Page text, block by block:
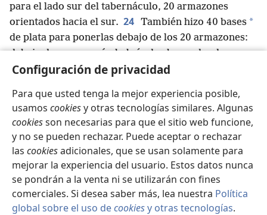
Configuración de privacidad
Para que usted tenga la mejor experiencia posible,
usamos cookiesy otras tecnologías similares. Algunas
cookiesson necesarias para que el sitio web funcione,
y no se pueden rechazar. Puede aceptar o rechazar
las cookiesadicionales, que se usan solamente para
mejorar la experiencia del usuario. Estos datos nunca
se pondrán a la venta ni se utilizarán con fines
comerciales. Si desea saber más, lea nuestra Política
global sobre el uso decookiesy otras tecnologías.
para el lado sur del tabernáculo, 20 armazones
orientados hacia el sur. 24 También hizo 40 bases *
de plata para ponerlas debajo de los 20 armazones:
debajo de un armazón habría dos bases donde se
encajarían sus dos espigas, y debajo de los demás
encajarían sus dos espigas. l 25 Y, para el otro lado
del tabernáculo, el lado norte, hizo 20 armazones.
26
También les hizo 40 bases de plata: debajo de un
armazón habría dos bases, y debajo de los demás
armazones también habría dos bases.
27 Para la parte de atrás del tabernáculo, que
estaba orientada hacia el oeste, hizo seis armazones.
m 28 Además, hizo dos armazones que cumplían la